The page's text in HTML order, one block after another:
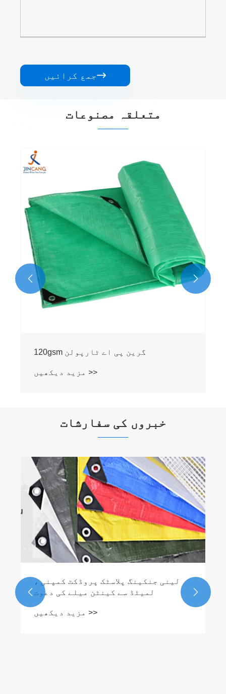
جمع کرائیں
متعلقہ مصنوعات
بلیک سلور 240 ورجن پی اے ٹارپولن
 
خبروں کی سفارشات
پائیدار اور لاگت سے موثر تحفظ کے لیے
120GSM گرین پیئ ترپال کیوں منتخب
کریں؟
مزید دیکھیں >>
 